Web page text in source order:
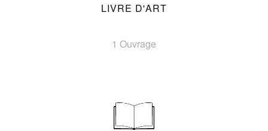
LIVRE D'ART
1 Ouvrage